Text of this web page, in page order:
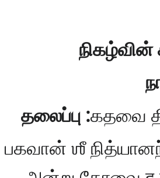
நிகழ்வின்
தலைப்பு :கதவை
பகவான் ஶீ